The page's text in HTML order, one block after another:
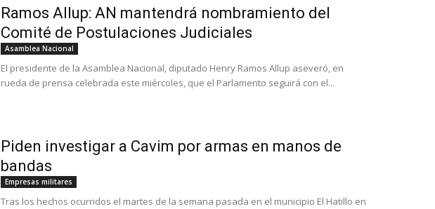
Ramos Allup: AN mantendrá nombramiento del
Comité de Postulaciones Judiciales
Asamblea Nacional
El presidente de la Asamblea Nacional, diputado Henry Ramos Allup aseveró, en
rueda de prensa celebrada este miércoles, que el Parlamento seguirá con el...
Piden investigar a Cavim por armas en manos de
bandas
Empresas militares
Tras los hechos ocurridos el martes de la semana pasada en el municipio El Hatillo en